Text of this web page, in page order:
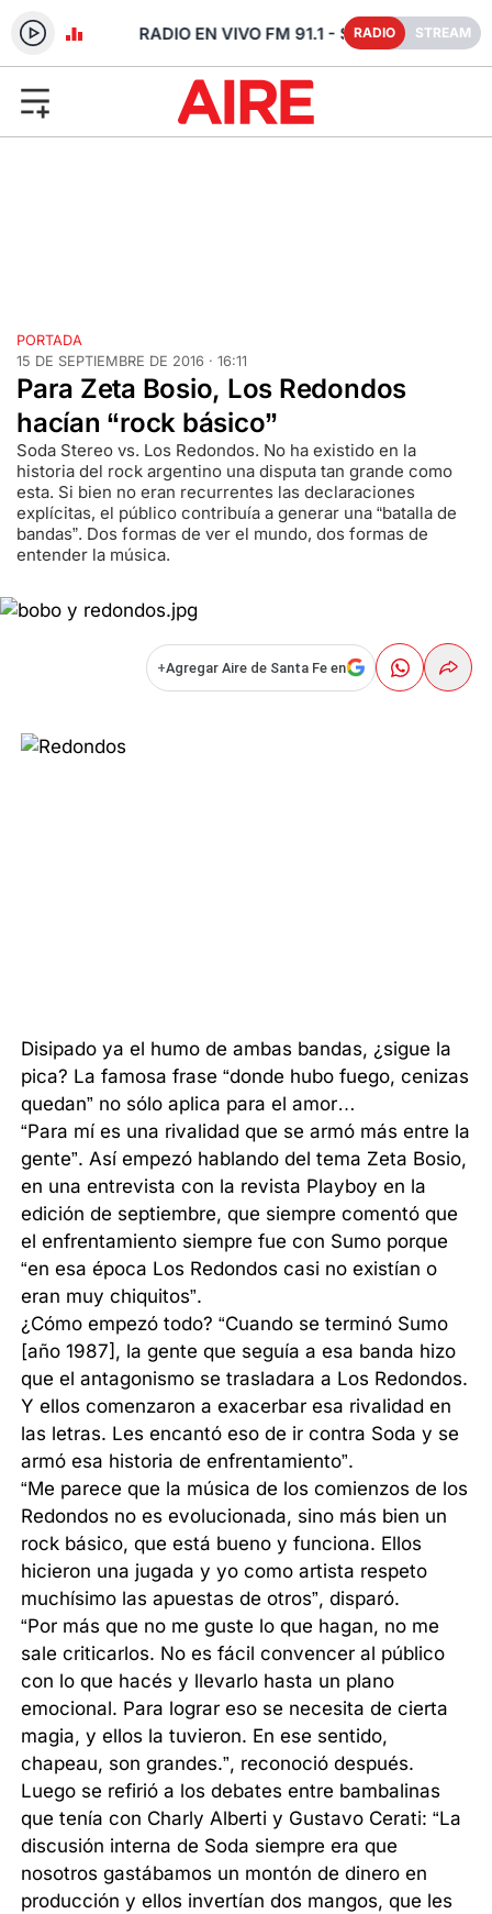
FE RADIO STREAM
PORTADA
15 DE SEPTIEMBRE DE 2016 · 16:11
Para Zeta Bosio, Los Redondos
hacían “rock básico”
Soda Stereo vs. Los Redondos. No ha existido en la
historia del rock argentino una disputa tan grande como
esta. Si bien no eran recurrentes las declaraciones
explícitas, el público contribuía a generar una “batalla de
bandas”. Dos formas de ver el mundo, dos formas de
entender la música.
+Agregar Aire de Santa Fe en
Disipado ya el humo de ambas bandas, ¿sigue la
pica? La famosa frase “donde hubo fuego, cenizas
quedan” no sólo aplica para el amor…
“Para mí es una rivalidad que se armó más entre la
gente”. Así empezó hablando del tema Zeta Bosio,
en una entrevista con la revista Playboy en la
edición de septiembre, que siempre comentó que
el enfrentamiento siempre fue con Sumo porque
“en esa época Los Redondos casi no existían o
eran muy chiquitos”.
¿Cómo empezó todo? “Cuando se terminó Sumo
[año 1987], la gente que seguía a esa banda hizo
que el antagonismo se trasladara a Los Redondos.
Y ellos comenzaron a exacerbar esa rivalidad en
las letras. Les encantó eso de ir contra Soda y se
armó esa historia de enfrentamiento”.
“Me parece que la música de los comienzos de los
Redondos no es evolucionada, sino más bien un
rock básico, que está bueno y funciona. Ellos
hicieron una jugada y yo como artista respeto
muchísimo las apuestas de otros”, disparó.
“Por más que no me guste lo que hagan, no me
sale criticarlos. No es fácil convencer al público
con lo que hacés y llevarlo hasta un plano
emocional. Para lograr eso se necesita de cierta
magia, y ellos la tuvieron. En ese sentido,
chapeau, son grandes.”, reconoció después.
Luego se refirió a los debates entre bambalinas
que tenía con Charly Alberti y Gustavo Cerati: “La
discusión interna de Soda siempre era que
nosotros gastábamos un montón de dinero en
producción y ellos invertían dos mangos, que les